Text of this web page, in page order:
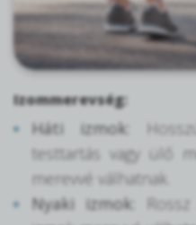
Izommerevség:
Háti izmok:
testtartás vagy ülő
merevvé válhatnak.
Nyaki izmok: